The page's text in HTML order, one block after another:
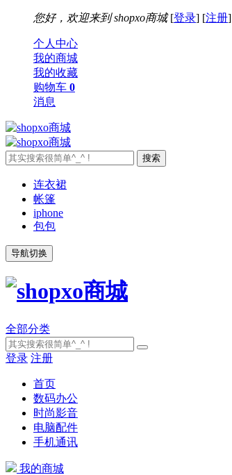
您好，欢迎来到 shopxo商城[登录] [注册]
个人中心
我的商城
我的收藏
购物车 0
消息
连衣裙
帐篷
iphone
包包
导航切换
全部分类
登录 注册
首页
数码办公
时尚影音
电脑配件
手机通讯
我的商城